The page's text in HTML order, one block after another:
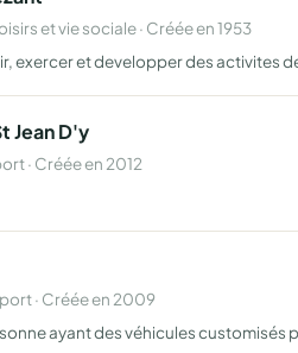
et vie sociale · Créée en 1953
exercer et developper des activites
Jean D'y
· Créée en 2012
· Créée en 2009
ayant des véhicules